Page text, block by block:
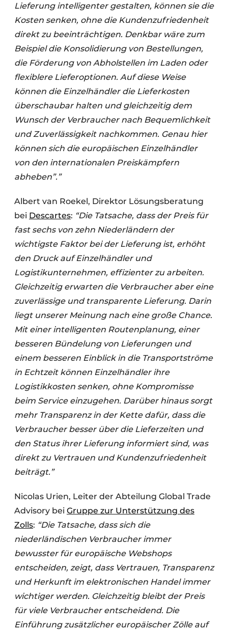
Lieferung intelligenter gestalten, können sie die
Kosten senken, ohne die Kundenzufriedenheit
direkt zu beeinträchtigen. Denkbar wäre zum
Beispiel die Konsolidierung von Bestellungen,
die Förderung von Abholstellen im Laden oder
flexiblere Lieferoptionen. Auf diese Weise
können die Einzelhändler die Lieferkosten
überschaubar halten und gleichzeitig dem
Wunsch der Verbraucher nach Bequemlichkeit
und Zuverlässigkeit nachkommen. Genau hier
können sich die europäischen Einzelhändler
von den internationalen Preiskämpfern
abheben”.”
Albert van Roekel, Direktor Lösungsberatung
bei Descartes: “Die Tatsache, dass der Preis für
fast sechs von zehn Niederländern der
wichtigste Faktor bei der Lieferung ist, erhöht
den Druck auf Einzelhändler und
Logistikunternehmen, effizienter zu arbeiten.
Gleichzeitig erwarten die Verbraucher aber eine
zuverlässige und transparente Lieferung. Darin
liegt unserer Meinung nach eine große Chance.
Mit einer intelligenten Routenplanung, einer
besseren Bündelung von Lieferungen und
einem besseren Einblick in die Transportströme
in Echtzeit können Einzelhändler ihre
Logistikkosten senken, ohne Kompromisse
beim Service einzugehen. Darüber hinaus sorgt
mehr Transparenz in der Kette dafür, dass die
Verbraucher besser über die Lieferzeiten und
den Status ihrer Lieferung informiert sind, was
direkt zu Vertrauen und Kundenzufriedenheit
beiträgt.”
Nicolas Urien, Leiter der Abteilung Global Trade
Advisory bei Gruppe zur Unterstützung des
Zolls: “Die Tatsache, dass sich die
niederländischen Verbraucher immer
bewusster für europäische Webshops
entscheiden, zeigt, dass Vertrauen, Transparenz
und Herkunft im elektronischen Handel immer
wichtiger werden. Gleichzeitig bleibt der Preis
für viele Verbraucher entscheidend. Die
Einführung zusätzlicher europäischer Zölle auf